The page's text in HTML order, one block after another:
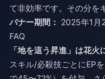
て非効率です。その分を
バナー期間： 2025年1月
FAQ
「地を這う昇進」は花火
スキル/必殺技ごとにEP